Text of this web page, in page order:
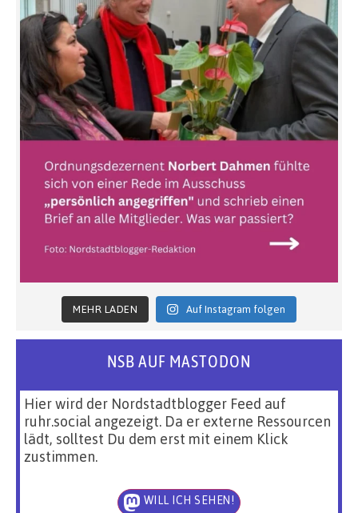
MEHR LADEN Auf Instagram folgen
NSB AUF MASTODON
Hier wird der Nordstadtblogger Feed auf
ruhr.social angezeigt. Da er externe Ressourcen
lädt, solltest Du dem erst mit einem Klick
zustimmen.
WILL ICH SEHEN!